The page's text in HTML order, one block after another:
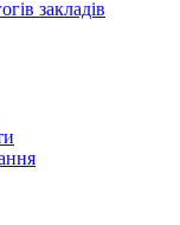
закладів